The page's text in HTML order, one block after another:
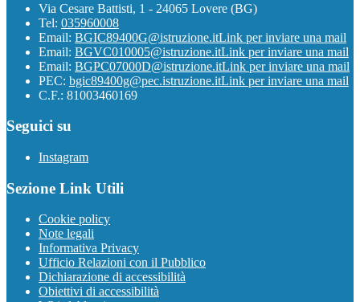
Via Cesare Battisti, 1 - 24065 Lovere (BG)
Tel: 035960008
Email: BGIC89400G@istruzione.itLink per inviare una mail
Email: BGVC010005@istruzione.itLink per inviare una mail
Email: BGPC07000D@istruzione.itLink per inviare una mail
PEC: bgic89400g@pec.istruzione.itLink per inviare una mail
C.F.: 81003460169
Seguici su
Instagram
Sezione Link Utili
Cookie policy
Note legali
Informativa Privacy
Ufficio Relazioni con il Pubblico
Dichiarazione di accessibilità
Obiettivi di accessibilità